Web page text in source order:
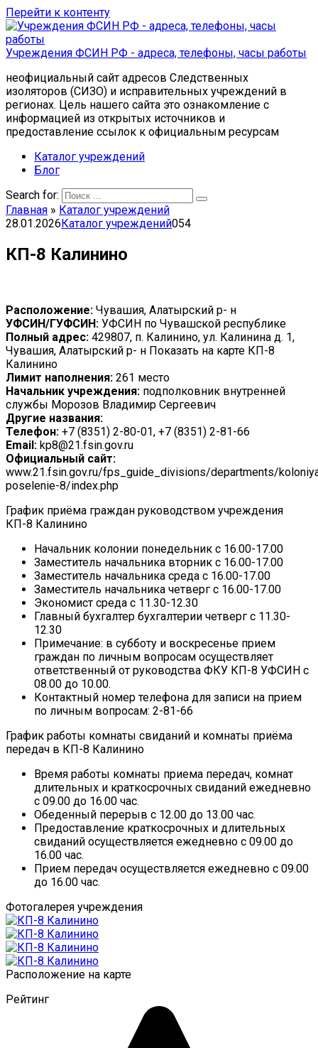
Перейти к контенту
Учреждения ФСИН РФ - адреса, телефоны, часы работы
неофициальный сайт адресов Следственных
изоляторов (СИЗО) и исправительных учреждений в
регионах. Цель нашего сайта это ознакомление с
информацией из открытых источников и
предоставление ссылок к официальным ресурсам
Каталог учреждений
Блог
Search for:
Главная » Каталог учреждений
28.01.2026Каталог учреждений054
КП-8 Калинино
Расположение: Чувашия, Алатырский р- н
УФСИН/ГУФСИН: УФСИН по Чувашской республике
Полный адрес: 429807, п. Калинино, ул. Калинина д. 1,
Чувашия, Алатырский р- н Показать на карте КП-8
Калинино
Лимит наполнения: 261 место
Начальник учреждения: подполковник внутренней
службы Морозов Владимир Сергеевич
Другие названия:
Телефон: +7 (8351) 2-80-01, +7 (8351) 2-81-66
Email: kp8@21.fsin.gov.ru
Официальный сайт:
www.21.fsin.gov.ru/fps_guide_divisions/departments/
poselenie-8/index.php
График приёма граждан руководством учреждения
КП-8 Калинино
Начальник колонии понедельник с 16.00-17.00
Заместитель начальника вторник с 16.00-17.00
Заместитель начальника среда с 16.00-17.00
Заместитель начальника четверг с 16.00-17.00
Экономист среда с 11.30-12.30
Главный бухгалтер бухгалтерии четверг с 11.30-
12.30
Примечание: в субботу и воскресенье прием
граждан по личным вопросам осуществляет
ответственный от руководства ФКУ КП-8 УФСИН с
08.00 до 10.00.
Контактный номер телефона для записи на прием
по личным вопросам: 2-81-66
График работы комнаты свиданий и комнаты приёма
передач в КП-8 Калинино
Время работы комнаты приема передач, комнат
длительных и краткосрочных свиданий ежедневно
с 09.00 до 16.00 час.
Обеденный перерыв с 12.00 до 13.00 час.
Предоставление краткосрочных и длительных
свиданий осуществляется ежедневно с 09.00 до
16.00 час.
Прием передач осуществляется ежедневно с 09.00
до 16.00 час.
Фотогалерея учреждения
Расположение на карте
Рейтинг